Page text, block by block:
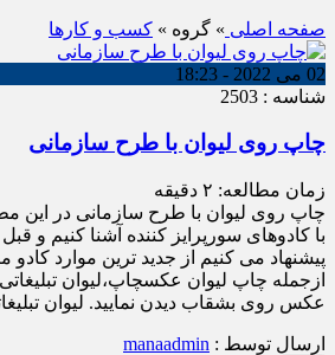
صفحه اصلی » گروه » کسب و کارها
02 می 2022 - 18:23
شناسه : 2503
چاپ روی لیوان با طرح سازمانی
زمان مطالعه: ۲ دقیقه
چاپ روی لیوان با طرح سازمانی در این
با کادوهای سورپرایز کننده آشنا کنیم و
پیشنهاد می کنیم از جدید ترین موارد کادو
ازجمله چاپ لیوان عکسچاپ،لیوان
عکس روی بشقاب دیدن نمایید. لیوان
ارسال توسط : manaadmin